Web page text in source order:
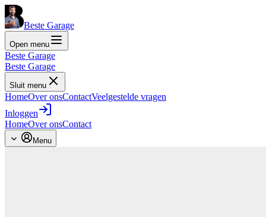
Beste Garage
Open menu
Beste Garage
Beste Garage
Sluit menu
HomeOver onsContactVeelgestelde vragen
Inloggen
HomeOver onsContact
Menu